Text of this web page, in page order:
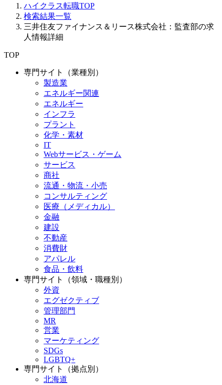
ハイクラス転職TOP
検索結果一覧
三井住友ファイナンス＆リース株式会社：監査部の求
人情報詳細
TOP
専門サイト（業種別）
製造業
エネルギー関連
エネルギー
インフラ
プラント
化学・素材
IT
Webサービス・ゲーム
サービス
商社
流通・物流・小売
コンサルティング
医療（メディカル）
金融
建設
不動産
消費財
アパレル
食品・飲料
専門サイト（領域・職種別）
外資
エグゼクティブ
管理部門
MR
営業
マーケティング
SDGs
LGBTQ+
専門サイト（拠点別）
北海道